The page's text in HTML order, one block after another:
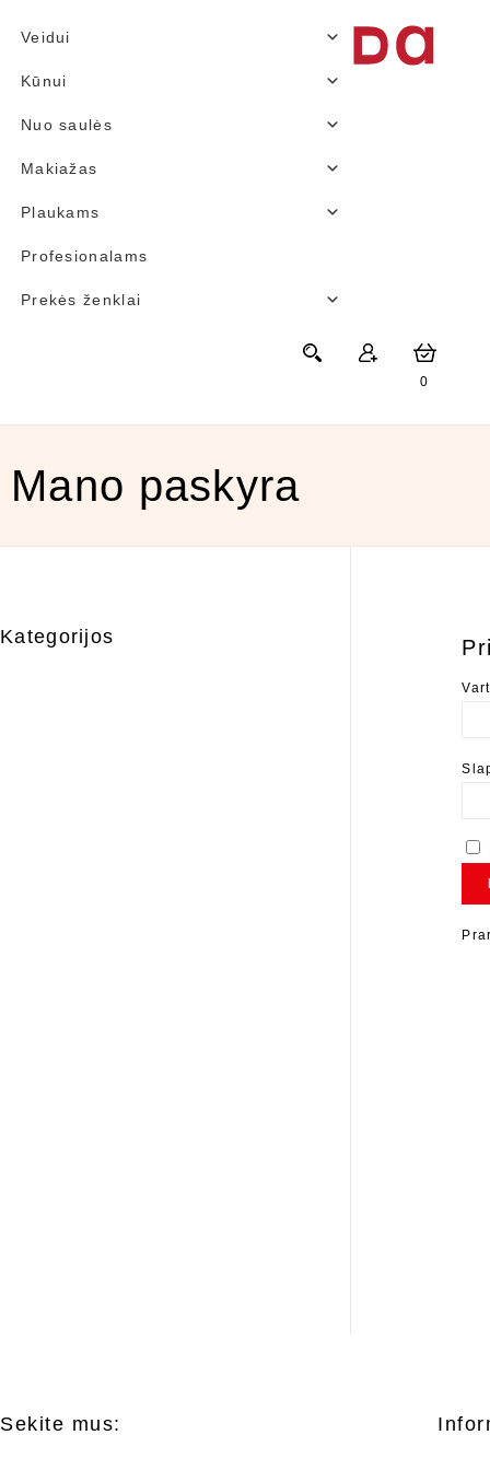
Veidui
Kūnui
Nuo saulės
Makiažas
Plaukams
Profesionalams
Prekės ženklai
0
Mano paskyra
Kategorijos
Sekite mus: